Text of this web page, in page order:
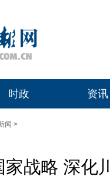
时政 资讯
闻 >
家战略 深化